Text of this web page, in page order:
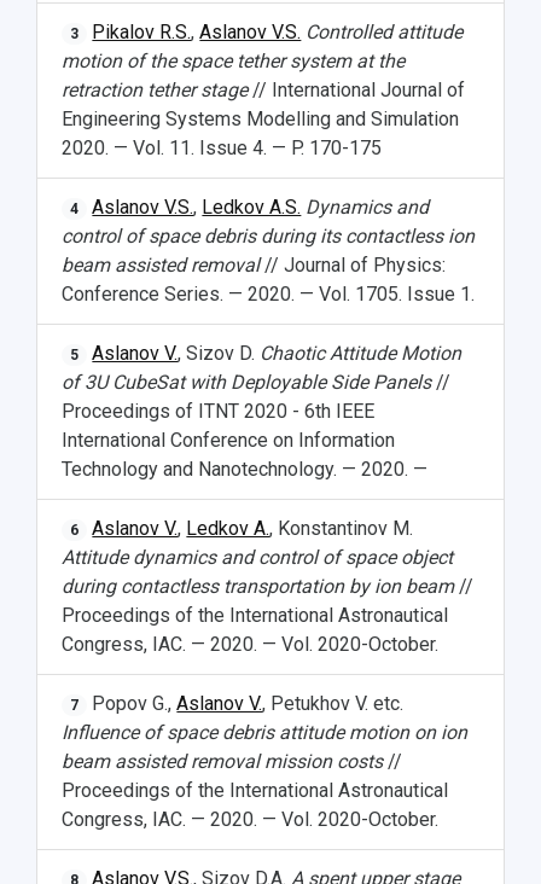
3 Pikalov R.S.,Aslanov V.S. Controlled attitude
motion of the space tether system at the
retraction tether stage// International Journal of
Engineering Systems Modelling and Simulation
2020. — Vol. 11. Issue 4. — P. 170-175
4 Aslanov V.S., Ledkov A.S. Dynamics and
control of space debris during its contactless ion
beam assisted removal// Journal of Physics:
Conference Series. — 2020. — Vol. 1705. Issue 1.
5 Aslanov V., Sizov D. Chaotic Attitude Motion
of 3U CubeSat with Deployable Side Panels//
Proceedings of ITNT 2020 - 6th IEEE
International Conference on Information
Technology and Nanotechnology. — 2020. —
6 Aslanov V., Ledkov A., Konstantinov M.
Attitude dynamics and control of space object
during contactless transportation by ion beam//
Proceedings of the International Astronautical
Congress, IAC. — 2020. — Vol. 2020-October.
7 Popov G.,Aslanov V., Petukhov V. etc.
Influence of space debris attitude motion on ion
beam assisted removal mission costs//
Proceedings of the International Astronautical
Congress, IAC. — 2020. — Vol. 2020-October.
Aslanov V.S., Sizov D.A.A spent upper stage